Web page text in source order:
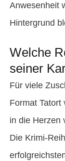
Anwesenheit
Hintergrund
Welche
seiner
Für viele
Format Tatort
in die Herzen
Die Krimi-